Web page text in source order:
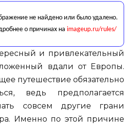
и привлекательный
вдали от Европы.
путешествие обязательно
ведь предполагается
совсем другие грани
Именно по этой причине